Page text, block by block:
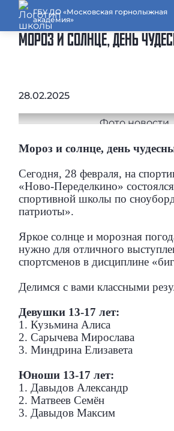
ГБУ ДО «Московская горнолыжная
академия»
МОРОЗ И СОЛНЦЕ, ДЕНЬ
28.02.2025
Мороз и солнце, день
Сегодня, 28 февраля, на
«Ново-Переделкино»
спортивной школы по
патриоты».
Яркое солнце и морозная
нужно для отличного
спортсменов в дисциплине
Делимся с вами классными
Девушки 13-17 лет:
1. Кузьмина Алиса
2. Сарычева Мирослава
3. Миндрина Елизавета
Юноши 13-17 лет:
1. Давыдов Александр
2. Матвеев Семён
3. Давыдов Максим